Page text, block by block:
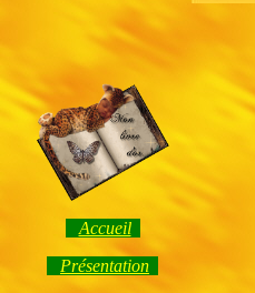
Accueil
Présentation